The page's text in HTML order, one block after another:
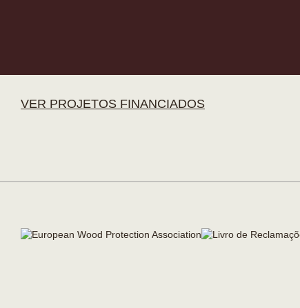
VER PROJETOS FINANCIADOS